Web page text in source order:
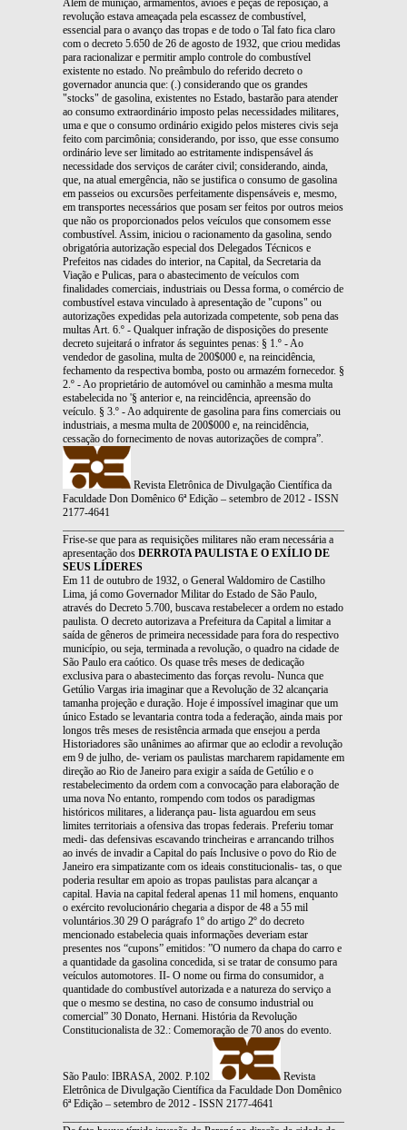
Além de munição, armamentos, aviões e peças de reposição, a
revolução estava ameaçada pela escassez de combustível,
essencial para o avanço das tropas e de todo o Tal fato fica claro
com o decreto 5.650 de 26 de agosto de 1932, que criou medidas
para racionalizar e permitir amplo controle do combustível
existente no estado. No preâmbulo do referido decreto o
governador anuncia que: (.) considerando que os grandes
"stocks" de gasolina, existentes no Estado, bastarão para atender
ao consumo extraordinário imposto pelas necessidades militares,
uma e que o consumo ordinário exigido pelos misteres civis seja
feito com parcimônia; considerando, por isso, que esse consumo
ordinário leve ser limitado ao estritamente indispensável ás
necessidade dos serviços de caráter civil; considerando, ainda,
que, na atual emergência, não se justifica o consumo de gasolina
em passeios ou excursões perfeitamente dispensáveis e, mesmo,
em transportes necessários que posam ser feitos por outros meios
que não os proporcionados pelos veículos que consomem esse
combustível. Assim, iniciou o racionamento da gasolina, sendo
obrigatória autorização especial dos Delegados Técnicos e
Prefeitos nas cidades do interior, na Capital, da Secretaria da
Viação e Pulicas, para o abastecimento de veículos com
finalidades comerciais, industriais ou Dessa forma, o comércio de
combustível estava vinculado à apresentação de "cupons" ou
autorizações expedidas pela autorizada competente, sob pena das
multas Art. 6.º - Qualquer infração de disposições do presente
decreto sujeitará o infrator ás seguintes penas: § 1.º - Ao
vendedor de gasolina, multa de 200$000 e, na reincidência,
fechamento da respectiva bomba, posto ou armazém fornecedor. §
2.º - Ao proprietário de automóvel ou caminhão a mesma multa
estabelecida no '§ anterior e, na reincidência, apreensão do
veículo. § 3.º - Ao adquirente de gasolina para fins comerciais ou
industriais, a mesma multa de 200$000 e, na reincidência,
cessação do fornecimento de novas autorizações de compra”.
Revista Eletrônica de Divulgação Científica da
Faculdade Don Domênico 6ª Edição – setembro de 2012 - ISSN
2177-4641
Frise-se que para as requisições militares não eram necessária a
apresentação dos DERROTA PAULISTA E O EXÍLIO DE
SEUS LÍDERES
Em 11 de outubro de 1932, o General Waldomiro de Castilho
Lima, já como Governador Militar do Estado de São Paulo,
através do Decreto 5.700, buscava restabelecer a ordem no estado
paulista. O decreto autorizava a Prefeitura da Capital a limitar a
saída de gêneros de primeira necessidade para fora do respectivo
município, ou seja, terminada a revolução, o quadro na cidade de
São Paulo era caótico. Os quase três meses de dedicação
exclusiva para o abastecimento das forças revolu- Nunca que
Getúlio Vargas iria imaginar que a Revolução de 32 alcançaria
tamanha projeção e duração. Hoje é impossível imaginar que um
único Estado se levantaria contra toda a federação, ainda mais por
longos três meses de resistência armada que ensejou a perda
Historiadores são unânimes ao afirmar que ao eclodir a revolução
em 9 de julho, de- veriam os paulistas marcharem rapidamente em
direção ao Rio de Janeiro para exigir a saída de Getúlio e o
restabelecimento da ordem com a convocação para elaboração de
uma nova No entanto, rompendo com todos os paradigmas
históricos militares, a liderança pau- lista aguardou em seus
limites territoriais a ofensiva das tropas federais. Preferiu tomar
medi- das defensivas escavando trincheiras e arrancando trilhos
ao invés de invadir a Capital do país Inclusive o povo do Rio de
Janeiro era simpatizante com os ideais constitucionalis- tas, o que
poderia resultar em apoio as tropas paulistas para alcançar a
capital. Havia na capital federal apenas 11 mil homens, enquanto
o exército revolucionário chegaria a dispor de 48 a 55 mil
voluntários.30 29 O parágrafo 1º do artigo 2º do decreto
mencionado estabelecia quais informações deveriam estar
presentes nos “cupons” emitidos: ”O numero da chapa do carro e
a quantidade da gasolina concedida, si se tratar de consumo para
veículos automotores. II- O nome ou firma do consumidor, a
quantidade do combustível autorizada e a natureza do serviço a
que o mesmo se destina, no caso de consumo industrial ou
comercial” 30 Donato, Hernani. História da Revolução
Constitucionalista de 32.: Comemoração de 70 anos do evento.
São Paulo: IBRASA, 2002. P.102
Revista
Eletrônica de Divulgação Científica da Faculdade Don Domênico
6ª Edição – setembro de 2012 - ISSN 2177-4641